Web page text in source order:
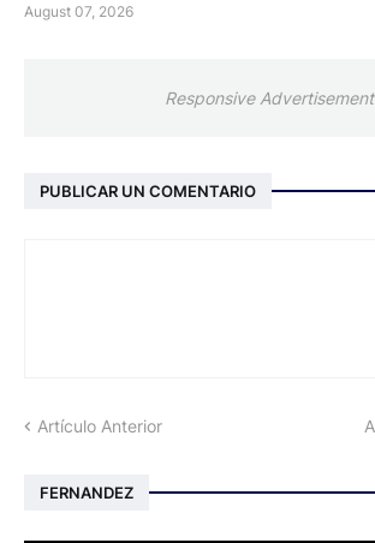
August 07, 2026
Responsive Advertisement
PUBLICAR UN COMENTARIO
Artículo Anterior
FERNANDEZ